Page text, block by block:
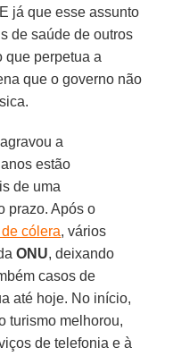
já que esse assunto
de saúde de outros
que perpetua a
que o governo não
agravou a
estão
de uma
prazo. Após o
cólera, vários
ONU, deixando
casos de
até hoje. No início,
turismo melhorou,
de telefonia e à